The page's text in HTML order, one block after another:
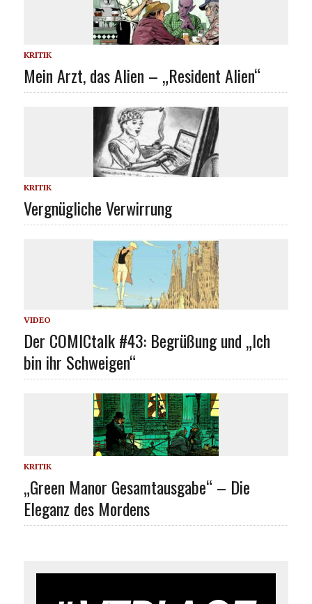
KRITIK
Mein Arzt, das Alien – „Resident Alien“
KRITIK
Vergnügliche Verwirrung
VIDEO
Der COMICtalk #43: Begrüßung und „Ich
bin ihr Schweigen“
KRITIK
„Green Manor Gesamtausgabe“ – Die
Eleganz des Mordens